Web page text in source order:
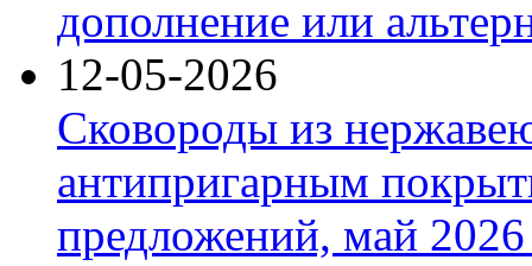
дополнение или
12-05-2026
Сковороды из
антипригарным
предложений, май 2026